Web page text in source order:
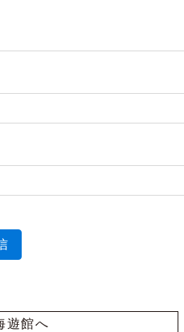
遊館へ